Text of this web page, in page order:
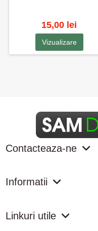
15,00 lei
Vizualizare
Contacteaza-ne
Informatii
Linkuri utile